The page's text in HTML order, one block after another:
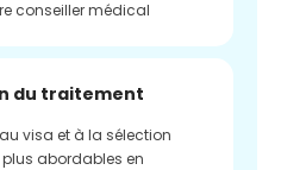
conseiller médical
du traitement
visa et à la sélection
abordables en